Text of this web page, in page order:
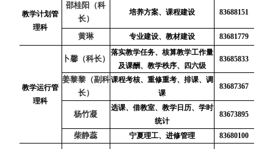
教学计划管
理科
邵桂阳（科
长）
培养方案、课程建设 83688151
黄琳 专业建设、教材建设 83681779
教学运行管
理科
卜馨（科长）
落实教学任务、核算教学工作量
及课酬、教学秩序、四六级
83685833
姜黎黎（副科
长）
课程考核、重修重考、排课、调
课
83687367
杨竹凝
选课、借教室、教学日历、学时
统计
83673895
柴静蕊 宁夏理工、进修管理 83680100